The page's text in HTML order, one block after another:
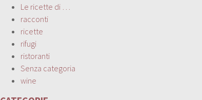
Le ricette di …
racconti
ricette
rifugi
ristoranti
Senza categoria
wine